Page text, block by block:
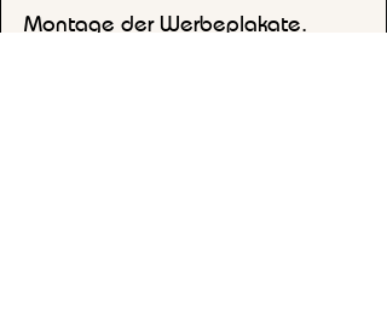
Montage der Werbeplakate.